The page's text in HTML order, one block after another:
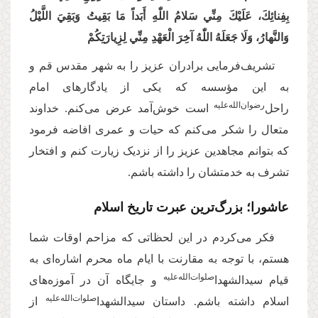
بِفِنائِكَ، عَلَيْكَ مِنِّي سَلامُ اللّٰهِ أَبَداً مَا بَقِيتُ وَبَقِيَ اللَّيْلُ
وَالنَّهارُ، وَلَا جَعَلَهُ اللّٰهُ آخِرَ الْعَهْدِ مِنِّي لِزِيارَتِكُمْ
تشریف‌فرمایی برادران عزیز را به شهر مقدس قم و
به این مؤسسه که یکی از یادگارهای امام
راحل‌رضوان‌‌الله‌‌علیه
است خوش‌آمد عرض می‌کنم. خداوند
متعال را شکر می‌کنم که حیات و عمری افاضه فرمود
که بتوانم مجاهدین عزیز را از نزدیک زیارت کنم و افتخار
تشرف به خدمتشان را داشته باشم.
عاشورا؛ بزرگ‌ترین عبرت تاریخ اسلام
فکر می‌کردم در این لحظاتی که مزاحم اوقات شما
هستم، با توجه به مقارنت با ایام ماه محرم اشاره‌ای به
قیام سیدالشهداصلوات‌‌الله‌‌عليه
و جایگاه آن در آموزه‌های
اسلام داشته باشم. داستان سیدالشهدا صلوات‌‌الله‌‌عليه
از